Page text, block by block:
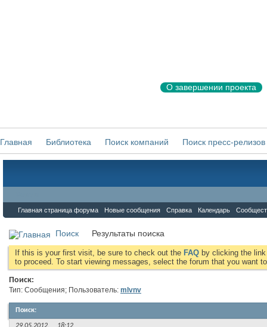
О завершении проекта
Главная Библиотека Поиск компаний Поиск пресс-релизов
Главная страница форума Новые сообщения Справка Календарь
Поиск Результаты поиска
If this is your first visit, be sure to check out the FAQ by clicking the
to proceed. To start viewing messages, select the forum that you want
Поиск:
Тип: Сообщения; Пользователь: mlvnv
Поиск: